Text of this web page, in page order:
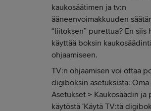
kaukosäätimen ja tv:n
ääneenvoimakkuuden
“liitoksen” purettua? En siis
käyttää boksin
ohjaamiseen.
TV:n ohjaamisen voi ottaa
digiboksin asetuksista: Oma
Asetukset > Kaukosäädin ja
käytöstä ‘Käytä TV:tä